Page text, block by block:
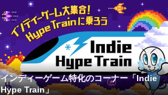
インディーゲーム特化のコーナー「Indie
Hype Train」